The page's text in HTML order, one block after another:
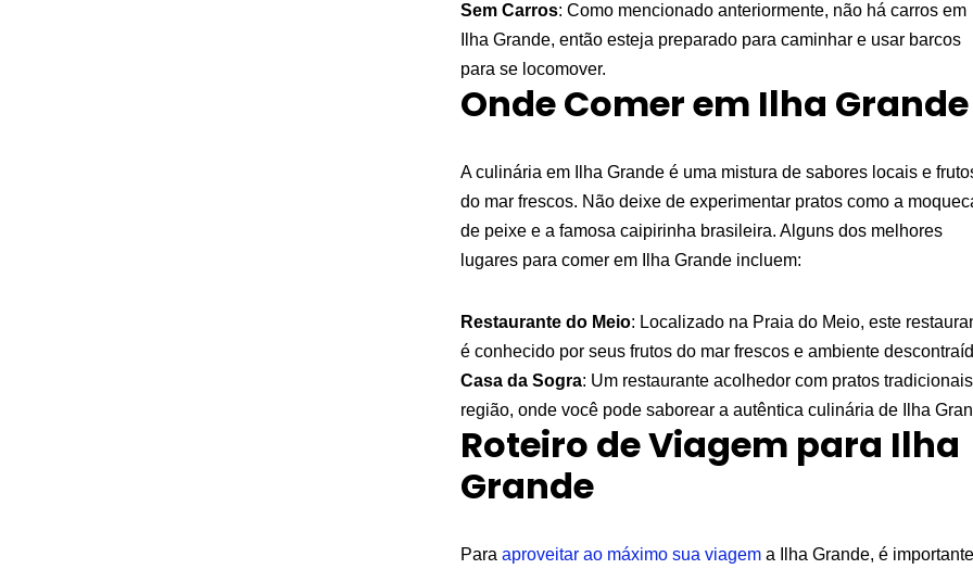
Sem Carros: Como mencionado anteriormente, não há carros em
Ilha Grande, então esteja preparado para caminhar e usar barcos
para se locomover.
Onde Comer em Ilha Grande
A culinária em Ilha Grande é uma mistura de sabores locais e
do mar frescos. Não deixe de experimentar pratos como a
de peixe e a famosa caipirinha brasileira. Alguns dos melhores
lugares para comer em Ilha Grande incluem:
Restaurante do Meio: Localizado na Praia do Meio, este
é conhecido por seus frutos do mar frescos e ambiente
Casa da Sogra: Um restaurante acolhedor com pratos
região, onde você pode saborear a autêntica culinária de Ilha
Roteiro de Viagem para Ilha
Grande
Paraaproveitar ao máximo sua viagem a Ilha Grande, é